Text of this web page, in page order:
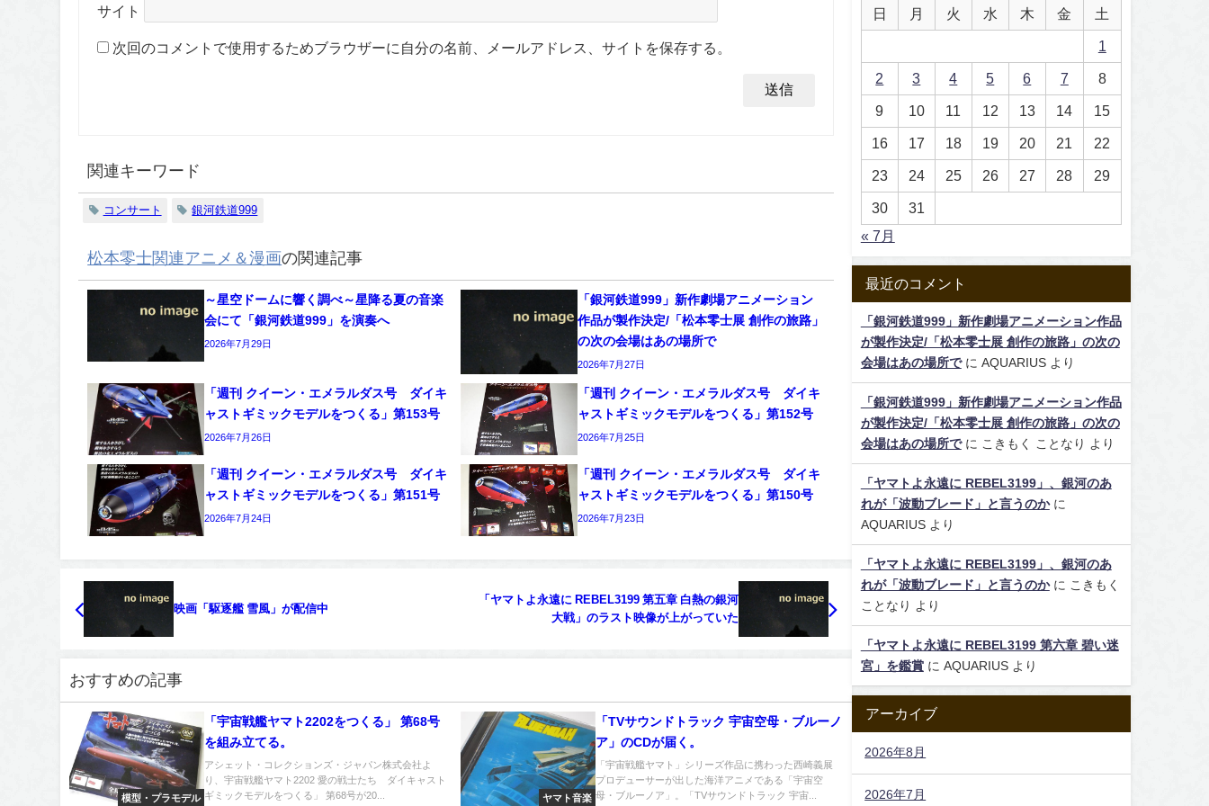
サイト
次回のコメントで使用するためブラウザーに自分の名前、メールアドレス、サイトを保存する。
関連キーワード
コンサート 銀河鉄道999
松本零士関連アニメ＆漫画の関連記事
～星空ドームに響く調べ～星降る夏の音楽
会にて「銀河鉄道999」を演奏へ
2026年7月29日
「銀河鉄道999」新作劇場アニメーション
作品が製作決定/「松本零士展 創作の旅路」
の次の会場はあの場所で
2026年7月27日
「週刊 クイーン・エメラルダス号 ダイキ
ャストギミックモデルをつくる」第153号
2026年7月26日
「週刊 クイーン・エメラルダス号 ダイキ
ャストギミックモデルをつくる」第152号
2026年7月25日
「週刊 クイーン・エメラルダス号 ダイキ
ャストギミックモデルをつくる」第151号
2026年7月24日
「週刊 クイーン・エメラルダス号 ダイキ
ャストギミックモデルをつくる」第150号
2026年7月23日
映画「駆逐艦 雪風」が配信中
「ヤマトよ永遠に REBEL3199 第五章 白熱の銀河
大戦」のラスト映像が上がっていた
おすすめの記事
模型・プラモデル
「宇宙戦艦ヤマト2202をつくる」 第68号
を組み立てる。
アシェット・コレクションズ・ジャパン株式会社よ
り、宇宙戦艦ヤマト2202 愛の戦士たち ダイキャスト
ギミックモデルをつくる」 第68号が20...
ヤマト音楽
「TVサウンドトラック 宇宙空母・ブルーノ
ア」のCDが届く。
「宇宙戦艦ヤマト」シリーズ作品に携わった西崎義展
プロデューサーが出した海洋アニメである「宇宙空
母・ブルーノア」。「TVサウンドトラック 宇宙...
日 月 火 水 木 金 土
1
2 3 4 5 6 7 8
9 10 11 12 13 14 15
16 17 18 19 20 21 22
23 24 25 26 27 28 29
30
31
« 7月
最近のコメント
「銀河鉄道999」新作劇場アニメーション作品
が製作決定/「松本零士展 創作の旅路」の次の
会場はあの場所でに AQUARIUSより
「銀河鉄道999」新作劇場アニメーション作品
が製作決定/「松本零士展 創作の旅路」の次の
会場はあの場所でに こきもく ことなり より
「ヤマトよ永遠に REBEL3199」、銀河のあ
れが「波動ブレード」と言うのかに
AQUARIUSより
「ヤマトよ永遠に REBEL3199」、銀河のあ
れが「波動ブレード」と言うのかに
こきもく
ことなり
より
「ヤマトよ永遠に REBEL3199 第六章 碧い迷
宮」を鑑賞に AQUARIUSより
アーカイブ
2026年8月
2026年7月